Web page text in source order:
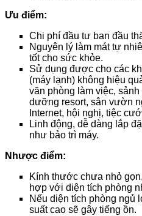
Ưu điểm:
Chi phí đầu tư ban đầu
Nguyên lý làm mát tự
tốt cho sức khỏe.
Sử dụng được cho các
(máy lạnh) không hiệu
văn phòng làm việc,
dưỡng resort, sân vườn
Internet, hội nghị, tiệc
Linh động, dễ dàng lắp
như bảo trì máy.
Nhược điểm:
Kính thước chưa nhỏ
hợp với diện tích phòng
Nếu diện tích phòng ngủ
suất cao sẽ gây tiếng ồn.